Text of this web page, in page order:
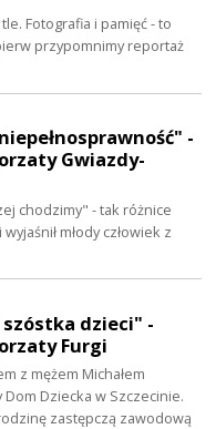
Fotografia i pamięć - to
przypomnimy reportaż
-
Gwiazdy-
chodzimy" - tak różnice
młody człowiek z
dzieci" -
Furgi
z mężem Michałem
Dziecka w Szczecinie.
zastępczą zawodową